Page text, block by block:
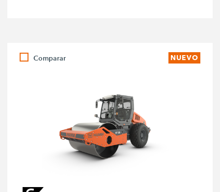
Comparar NUEVO